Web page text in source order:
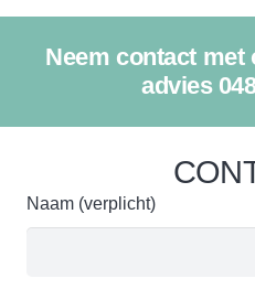
Neem contact
advies
Naam (verplicht)